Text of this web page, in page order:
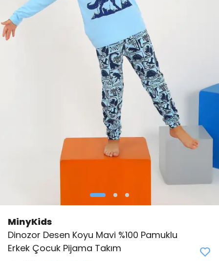
MinyKids
Dinozor Desen Koyu Mavi %100 Pamuklu
Erkek Çocuk Pijama Takım
👀 Şu an0 kişi
inceliyor!
Bu ürünü
favoriledi!